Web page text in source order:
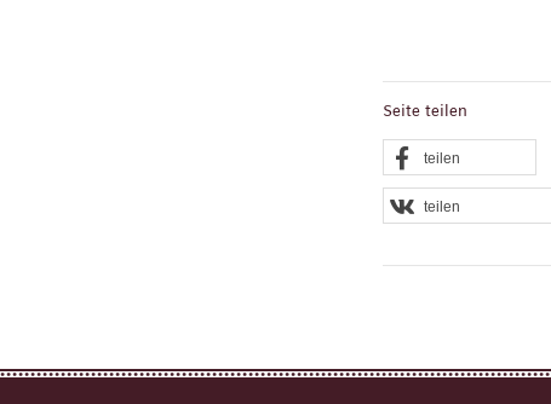
Seite teilen
teilen
teilen